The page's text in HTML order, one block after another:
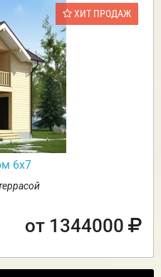
ХИТ ПРОДАЖ
6х7
от 1344000